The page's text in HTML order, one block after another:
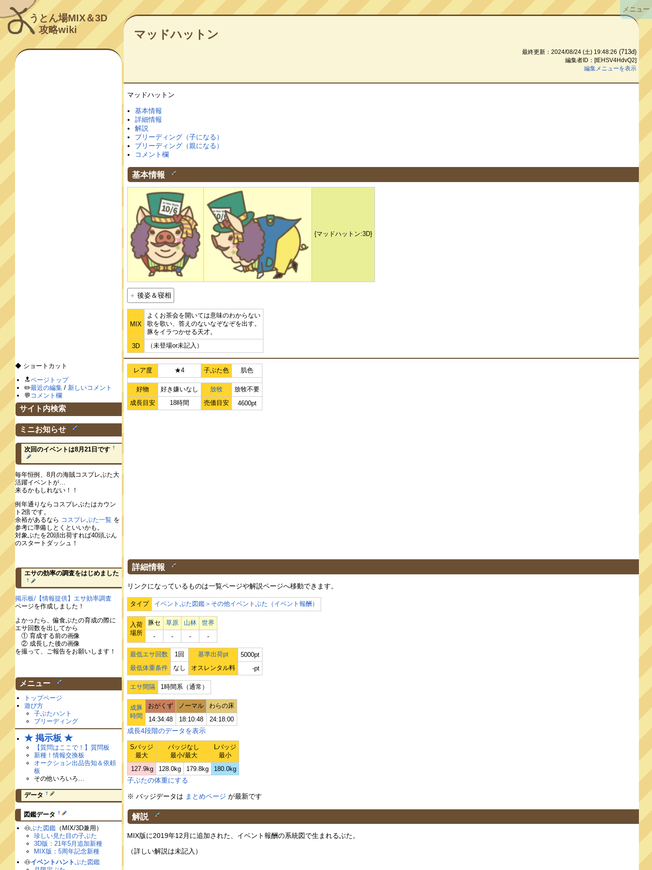
うとん場MIX＆3D
攻略wiki
マッドハットン
最終更新：2024/08/24 (土) 19:48:26 (713d)
編集者ID：[tEHSV4HdvQ2]
編集メニューを表示
マッドハットン
基本情報
詳細情報
解説
ブリーディング（子になる）
ブリーディング（親になる）
コメント欄
基本情報 †
{マッドハットン:3D}
後姿＆寝相
MIX
よくお茶会を開いては意味のわからない
歌を歌い、答えのないなぞなぞを出す。
豚をイラつかせる天才。
3D
（未登場or未記入）
レア度 ★4 子ぶた色 肌色
好物 好き嫌いなし 放牧
放牧不要
成長目安
18時間 売価目安 4600pt
詳細情報 †
リンクになっているものは一覧ページや解説ページへ移動できます。
タイプ イベントぶた図鑑＞その他イベントぶた（イベント報酬）
入荷
場所
豚セ 草原 山林
世界
‐
‐ ‐ ‐
最低エサ回数 1回 基準出荷pt
5000pt
最低体重条件
なし オスレンタル料 -pt
エサ間隔 1時間系（通常）
成豚
時間
おがくず ノーマル
わらの床
14:34:48
18:10:48 24:18:00
成長4段階のデータを表示
Sバッジ
最大
バッジなし
最小/最大
Lバッジ
最小
127.9kg
128.0kg 179.8kg 180.0kg
子ぶたの体重にする
※ バッジデータは まとめページ が最新です
解説 †
MIX版に2019年12月に追加された、イベント報酬の系統図で生まれるぶた。
（詳しい解説は未記入）
◆ ショートカット
🔝ページトップ
✏️最近の編集 / 新しいコメント
💬 コメント欄
サイト内検索
ミニお知らせ †
次回のイベントは8月21日です †
毎年恒例、8月の海賊コスプレぶた大
活躍イベントが…
来るかもしれない！！
例年通りならコスプレぶたはカウン
ト2倍です。
余裕があるなら コスプレぶた一覧 を
参考に準備しとくといいかも。
対象ぶたを20頭出荷すれば40頭ぶん
のスタートダッシュ！
エサの効率の調査をはじめました
†
掲示板/【情報提供】エサ効率調査
ページを作成しました！
よかったら、偏食ぶたの育成の際に
エサ回数を出してから
① 育成する前の画像
② 成長した後の画像
を撮って、ご報告をお願いします！
メニュー †
トップページ
遊び方
子ぶたハント
ブリーディング
★ 掲示板 ★
【質問はここで！】質問板
新種！情報交換板
オークション出品告知＆依頼
板
その他いろいろ…
データ †
図鑑データ †
🐽ぶた図鑑 （MIX/3D兼用）
珍しい見た目の子ぶた
3D版：21年5月追加新種
MIX版：5周年記念新種
🐽イベントハントぶた図鑑
メニュー